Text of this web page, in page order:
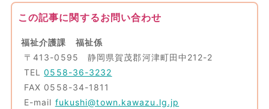
この記事に関するお問い合わせ
福祉介護課 福祉係
〒413-0595 静岡県賀茂郡河津町田中212-2
TEL0558-36-3232
FAX 0558-34-1811
E-mail fukushi@town.kawazu.lg.jp